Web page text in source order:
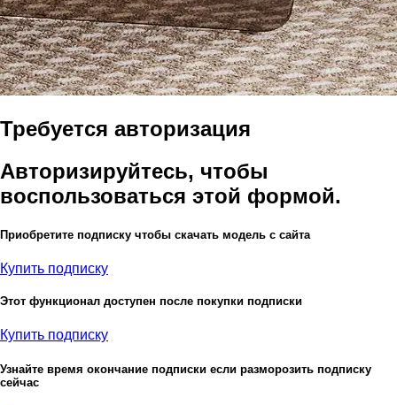
Требуется авторизация
Авторизируйтесь, чтобы
воспользоваться этой формой.
Приобретите подписку чтобы скачать модель с сайта
Купить подписку
Этот функционал доступен после покупки подписки
Купить подписку
Узнайте время окончание подписки если разморозить подписку
сейчас